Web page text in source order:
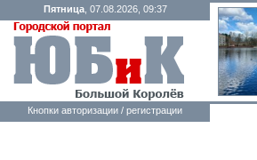
Пятница, 07.08.2026, 09:37
Кнопки авторизации / регистрации